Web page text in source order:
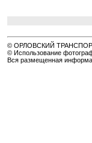
© ОРЛОВСКИЙ ТРАНСПОРТ
© Использование
Вся размещенная